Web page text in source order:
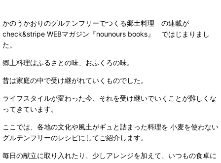
かのうかおりのグルテンフリーでつくる郷土料理 の連載が
check&stripe WEBマガジン『nounours books』 ではじまりまし
た。
郷土料理はふるさとの味、おふくろの味。
昔は家庭の中で受け継がれていくものでした。
ライフスタイルが変わった今、それを受け継いでいくことが難しくな
ってきています。
ここでは、各地の文化や風土がギュと詰まった料理を 小麦を使わない
グルテンフリーのレシピにしてご紹介します。
毎日の献立に取り入れたり、少しアレンジを加えて、いつもの食卓に